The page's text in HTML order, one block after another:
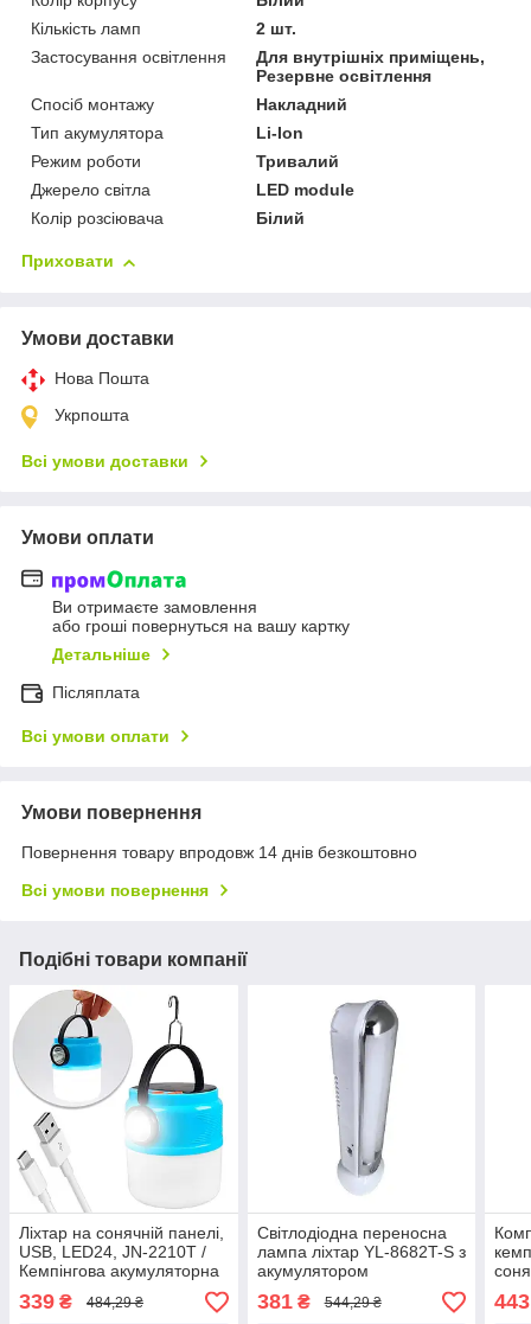
Кількість ламп
2 шт.
Застосування освітлення
Для внутрішніх приміщень,
Резервне освітлення
Спосіб монтажу
Накладний
Тип акумулятора
Li-Ion
Режим роботи
Тривалий
Джерело світла
LED module
Колір розсіювача
Білий
Приховати
Умови доставки
Нова Пошта
Укрпошта
Всі умови доставки
Умови оплати
Ви отримаєте замовлення
або гроші повернуться на вашу картку
Детальніше
Післяплата
Всі умови оплати
Умови повернення
Повернення товару впродовж 14 днів безкоштовно
Всі умови повернення
Подібні товари компанії
Ліхтар на сонячній панелі,
USB, LED24, JN-2210T /
Кемпінгова акумуляторна
лампа / Туристичний
ліхтарик
339 ₴ 484,29 ₴
Світлодіодна переносна
лампа ліхтар YL-8682T-S з
акумулятором
381₴ 544,29 ₴